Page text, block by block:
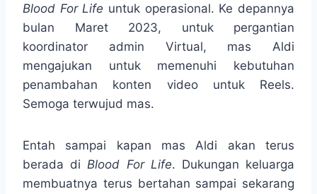
Blood For Life untuk operasional. Ke depannya
bulan Maret 2023, untuk pergantian
koordinator admin Virtual, mas Aldi
mengajukan untuk memenuhi kebutuhan
penambahan konten video untuk Reels.
Semoga terwujud mas.
Entah sampai kapan mas Aldi akan terus
berada di Blood For Life. Dukungan keluarga
membuatnya terus bertahan sampai sekarang